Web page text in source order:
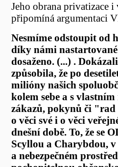
Jeho obrana privatizace
připomíná argumentaci
Nesmíme odstoupit od
díky námi
dosaženo. (...) .
způsobila, že po
milióny našich
kolem sebe a s
zákazů, pokynů či
o věci své i o věci
dnešní době. To, že se
Scyllou a Charybdou,
a nebezpečném